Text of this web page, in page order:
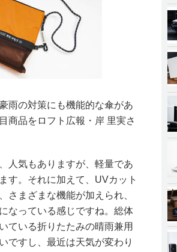
雨の対策にも機能的な傘があ
商品をロフト広報・岸 里実さ
人気もありますが、軽量であ
す。それに加えて、UVカット
さまざまな機能が加えられ、
なっている感じですね。総体
ている折りたたみの晴雨兼用
ですし、最近は天気が変わり